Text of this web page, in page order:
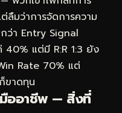
ลืมว่าการจัดการความ
ว่า Entry Signal
40% แต่มี R:R 1:3 ยัง
Rate 70% แต่
ขาดทุน
มืออาชีพ — สิ่งที่